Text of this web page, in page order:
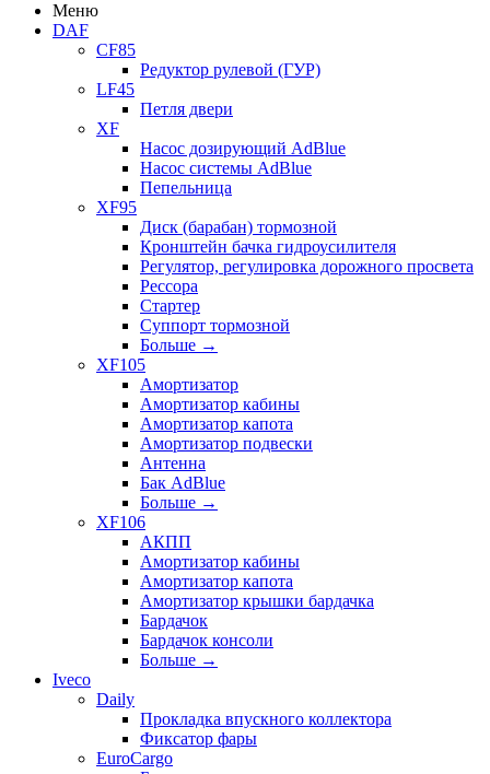
Меню
DAF
CF85
Редуктор рулевой (ГУР)
LF45
Петля двери
XF
Насос дозирующий AdBlue
Насос системы AdBlue
Пепельница
XF95
Диск (барабан) тормозной
Кронштейн бачка гидроусилителя
Регулятор, регулировка дорожного просвета
Рессора
Стартер
Суппорт тормозной
Больше →
XF105
Амортизатор
Амортизатор кабины
Амортизатор капота
Амортизатор подвески
Антенна
Бак AdBlue
Больше →
XF106
АКПП
Амортизатор кабины
Амортизатор капота
Амортизатор крышки бардачка
Бардачок
Бардачок консоли
Больше →
Iveco
Daily
Прокладка впускного коллектора
Фиксатор фары
EuroCargo